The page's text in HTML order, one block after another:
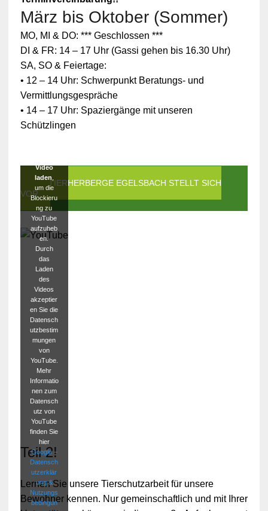
März bis Oktober (Sommer)
MO, MI & DO: *** Geschlossen ***
DI & FR: 14 – 17 Uhr (Gassi gehen bis 16.30 Uhr)
SA, SO & Feiertage:
• 12 – 14 Uhr: Schwerpunkt Beratungs- und
Vermittlungsgespräche
• 14 – 17 Uhr: Spaziergänge mit unseren
Schützlingen
DIE TIERHERBERGE EGELSBACH STELLT SICH
VOR
Zum
Schutz
Ihrer
persönlic
hen
Daten ist
die
Verbindun
g zu
blockiert
Video
laden
um die
Blockieru
ng zu
YouTube
aufzuheb
en.
Durch
das
Laden
des
Videos
akzeptier
en Sie die
Datensch
utzbestim
mungen
von
YouTube.
Mehr
Informatio
nen zum
Datensch
utz von
YouTube
finden Sie
hier
Google –
Datensch
utzerklär
ung &
Nutzungs
bedingun
Teil 2!
Lernen Sie unsere Tierschutzarbeit für unsere
Bewohner kennen. Nur gemeinschaftlich und mit Ihrer